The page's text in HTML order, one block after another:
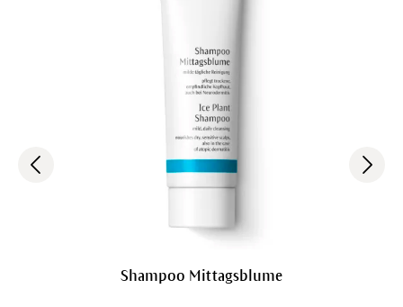
Shampoo Mittagsblume